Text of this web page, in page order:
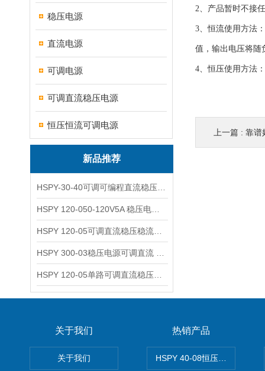
稳压电源
直流电源
可调电源
可调直流稳压电源
恒压恒流可调电源
新品推荐
2、产品暂时不接
3、恒流使用方法
值，输出电压将随
4、恒压使用方法
上一篇 : 靠谱
关于我们
关于我们
热销产品
HSPY 40-08恒压恒流恒功率